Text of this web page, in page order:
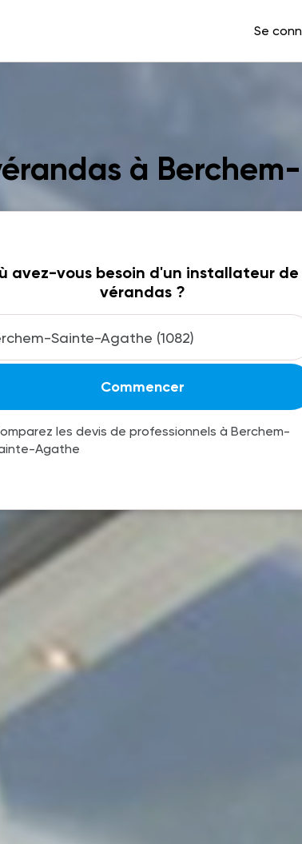
Se
à
avez-vous besoin d'un installateur de
vérandas ?
Commencer
les devis de professionnels à Berchem-
Agathe